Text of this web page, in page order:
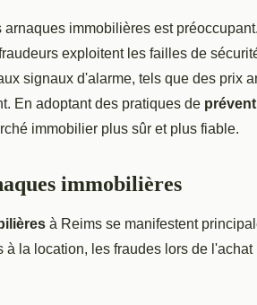
immobilières est
exploitent les failles de
signaux d'alarme, tels que des prix
En adoptant des pratiques de
immobilier plus sûr et plus fiable.
immobilières
à Reims se manifestent
à la location, les fraudes lors de